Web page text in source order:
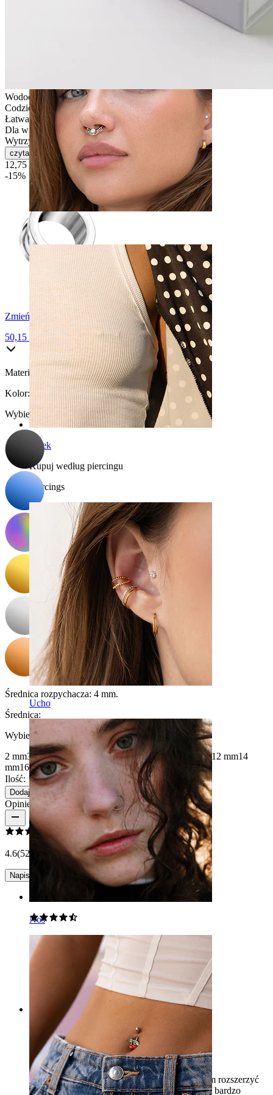
Septum
Sutek
Kupuj według piercingu
Piercings
Ucho
Nos
Wodoodporna
Codzienne użytkowanie
Łatwa w obsłudze
Dla większości rodzajów skóry
Wytrzymała
czytaj więcej
12,75 zł
15,00 zł
-15%
Zmień na tytan
50,15 zł
Materiał:
Stal chirurgiczna
Kolor:
Wybierz Kolor
Średnica rozpychacza: 4 mm.
Średnica:
Wybierz Średnica
2 mm3 mm4 mm 6 mm 7 mm8 mm10 mm 11 mm12 mm14
mm16 mm
Ilość: 1 Zmiana
Dodaj do koszyka
Opinie o produkcie
4.6(52 opinii)
Napisz opinię
Super!
Fajne i nienudne. Niska cena a jakość 10/10
Zakup potwierdzony
Bardzo tanie, ale trochę niewygodne
Kupiłem je na 8 mm rozciągnięcia, ale musiałem rozszerzyć
do 8,5, żeby je założyć, ponieważ krawędzie są bardzo